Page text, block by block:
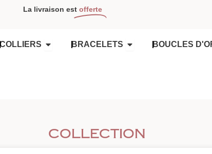
La livraison est offerte
COLLIERS OUVRIR COLLIERS
BRACELETS OUVRIR BRACELETS
BOUCLES
Collection